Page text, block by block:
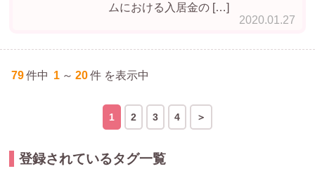
2020.01.27
ムにおける入居金の […]
79 件中 1 ～ 20 件 を表示中
1 2 3 4
登録されているタグ一覧